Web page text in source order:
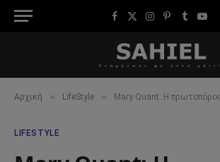
Facebook
X
Instagram
Pinterest
Tumblr
Αρχική » LifeStyle » Mary Quant: Η πρωτοπόρος της μίνι φούστας που
LIFESTYLE